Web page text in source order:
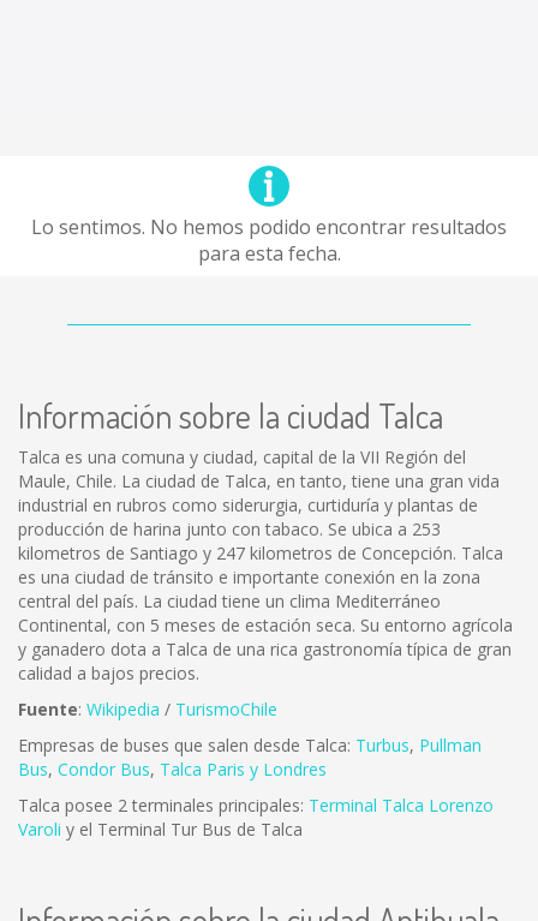
Lo sentimos. No hemos podido encontrar resultados
para esta fecha.
Información sobre la ciudad Talca
Talca es una comuna y ciudad, capital de la VII Región del
Maule, Chile. La ciudad de Talca, en tanto, tiene una gran vida
industrial en rubros como siderurgia, curtiduría y plantas de
producción de harina junto con tabaco. Se ubica a 253
kilometros de Santiago y 247 kilometros de Concepción. Talca
es una ciudad de tránsito e importante conexión en la zona
central del país. La ciudad tiene un clima Mediterráneo
Continental, con 5 meses de estación seca. Su entorno agrícola
y ganadero dota a Talca de una rica gastronomía típica de gran
calidad a bajos precios.
Fuente: Wikipedia / TurismoChile
Empresas de buses que salen desde Talca: Turbus, Pullman
Bus, Condor Bus, Talca Paris y Londres
Talca posee 2 terminales principales: Terminal Talca Lorenzo
Varoli y el Terminal Tur Bus de Talca